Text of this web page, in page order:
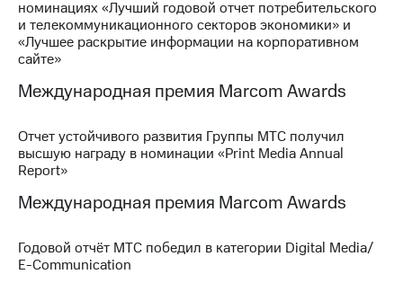
МТС
о технологиях
Финансовая
отчетность
Контакты
в
регионе
номинациях «Лучший годовой отчет потребительского
и телекоммуникационного секторов экономики» и
«Лучшее раскрытие информации на корпоративном
сайте»
Международная премия Marcom Awards
Отчет устойчивого развития Группы МТС получил
высшую награду в номинации «Print Media Annual
Report»
Международная премия Marcom Awards
Годовой отчёт МТС победил в категории Digital Media/
E-Communication